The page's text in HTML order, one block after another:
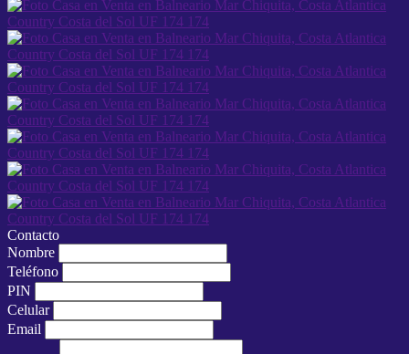
Contacto
Nombre
Teléfono
PIN
Celular
Email